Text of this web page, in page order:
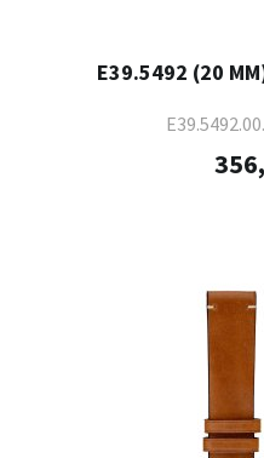
E39.5492 (20